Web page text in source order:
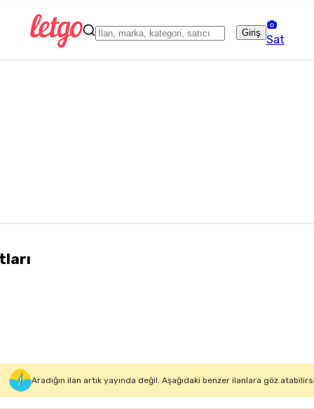
Giriş
Sat
Aradığın ilan artık yayında değil. Aşağıdaki benzer ilanlara göz